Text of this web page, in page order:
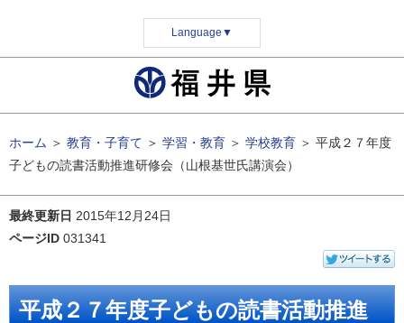
Language ▼
ホーム ＞ 教育・子育て ＞ 学習・教育 ＞ 学校教育 ＞ 平成２７年度
子どもの読書活動推進研修会（山根基世氏講演会）
最終更新日 2015年12月24日
ページID 031341
平成２７年度子どもの読書活動推進